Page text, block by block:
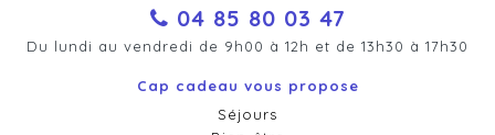
04 85 80 03 47
Du lundi au vendredi de 9h00 à 12h et de 13h30 à 17h30
Cap cadeau vous propose
Séjours